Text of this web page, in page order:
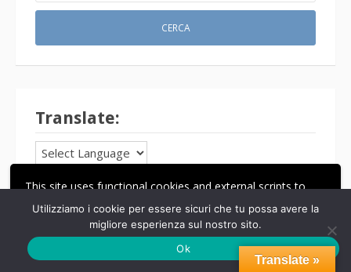
This site uses functional cookies and external scripts to
improve your experience.
LE MIE IMPOSTAZIONI
ACCETTA
Translate:
Il Panettone Translate »
Utilizziamo i cookie per essere sicuri che tu possa avere la
migliore esperienza sul nostro sito.
Ok